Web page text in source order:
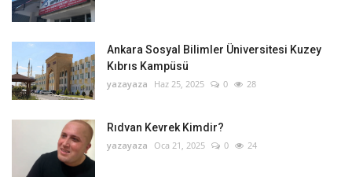
Ankara Sosyal Bilimler Üniversitesi Kuzey
Kıbrıs Kampüsü
yazayaza Haz 25, 2025 0 28
Rıdvan Kevrek Kimdir?
yazayaza Oca 21, 2025 0 24